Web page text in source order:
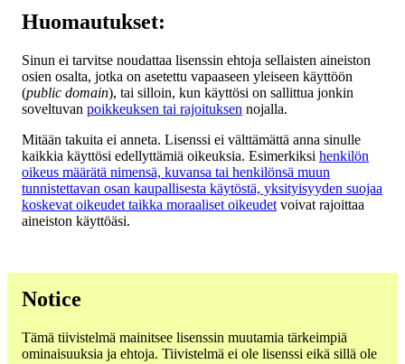
Huomautukset:
Sinun ei tarvitse noudattaa lisenssin ehtoja sellaisten aineiston
osien osalta, jotka on asetettu vapaaseen yleiseen käyttöön
(public domain), tai silloin, kun käyttösi on sallittua jonkin
soveltuvan poikkeuksen tai rajoituksen nojalla.
Mitään takuita ei anneta. Lisenssi ei välttämättä anna sinulle
kaikkia käyttösi edellyttämiä oikeuksia. Esimerkiksi henkilön
oikeus määrätä nimensä, kuvansa tai henkilönsä muun
tunnistettavan osan kaupallisesta käytöstä, yksityisyyden suojaa
koskevat oikeudet taikka moraaliset oikeudet voivat rajoittaa
aineiston käyttöäsi.
Notice
Tämä tiivistelmä mainitsee lisenssin muutamia tärkeimpiä
ominaisuuksia ja ehtoja. Tiivistelmä ei ole lisenssi eikä sillä ole